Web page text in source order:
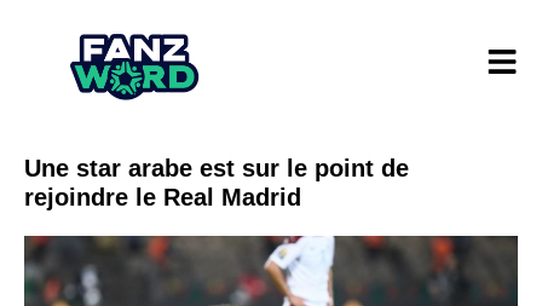
Une star arabe est sur le point de
rejoindre le Real Madrid